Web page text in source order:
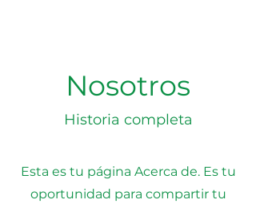
Nosotros
Historia completa
Esta es tu página Acerca de. Es tu
oportunidad para compartir tu